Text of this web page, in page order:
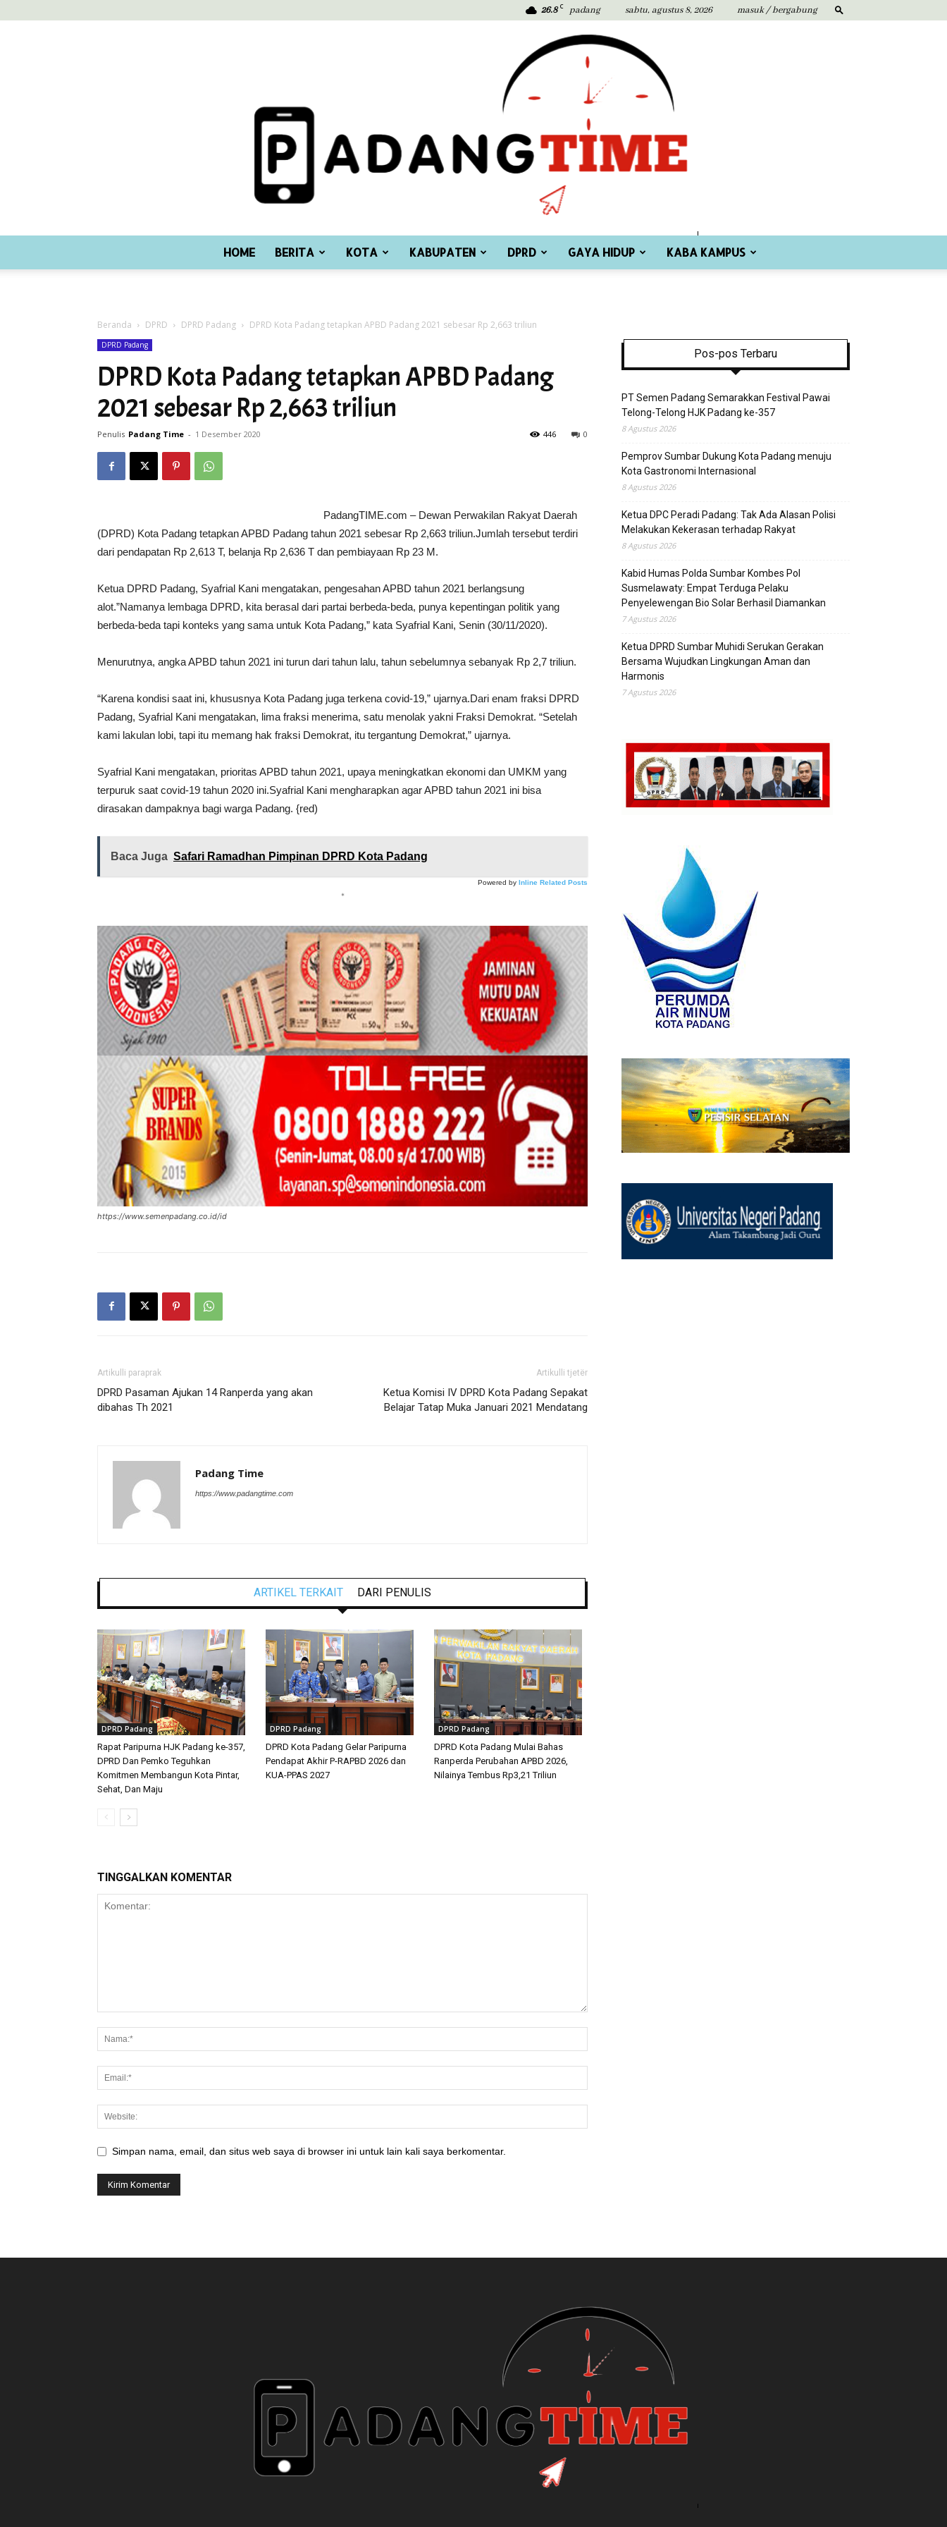
26.8 C padang sabtu, agustus 8, 2026 masuk / bergabung
Time
HOME BERITA KOTA KABUPATEN DPRD GAYA HIDUP KABA KAMPUS
Beranda DPRD DPRD Padang DPRD Kota Padang tetapkan APBD Padang 2021 sebesar Rp 2,663 triliun
DPRD Padang
DPRD Kota Padang tetapkan APBD Padang
2021 sebesar Rp 2,663 triliun
Penulis Padang Time - 1 Desember 2020 0
446
PadangTIME.com – Dewan Perwakilan Rakyat Daerah
(DPRD) Kota Padang tetapkan APBD Padang tahun 2021 sebesar Rp 2,663 triliun.Jumlah tersebut terdiri
dari pendapatan Rp 2,613 T, belanja Rp 2,636 T dan pembiayaan Rp 23 M.
Ketua DPRD Padang, Syafrial Kani mengatakan, pengesahan APBD tahun 2021 berlangsung
alot.”Namanya lembaga DPRD, kita berasal dari partai berbeda-beda, punya kepentingan politik yang
berbeda-beda tapi konteks yang sama untuk Kota Padang,” kata Syafrial Kani, Senin (30/11/2020).
Menurutnya, angka APBD tahun 2021 ini turun dari tahun lalu, tahun sebelumnya sebanyak Rp 2,7 triliun.
“Karena kondisi saat ini, khususnya Kota Padang juga terkena covid-19,” ujarnya.Dari enam fraksi DPRD
Padang, Syafrial Kani mengatakan, lima fraksi menerima, satu menolak yakni Fraksi Demokrat. “Setelah
kami lakulan lobi, tapi itu memang hak fraksi Demokrat, itu tergantung Demokrat,” ujarnya.
Syafrial Kani mengatakan, prioritas APBD tahun 2021, upaya meningkatkan ekonomi dan UMKM yang
terpuruk saat covid-19 tahun 2020 ini.Syafrial Kani mengharapkan agar APBD tahun 2021 ini bisa
dirasakan dampaknya bagi warga Padang. {red)
Baca Juga Safari Ramadhan Pimpinan DPRD Kota Padang
Powered by Inline Related Posts
*
https://www.semenpadang.co.id/id
Artikulli paraprak
DPRD Pasaman Ajukan 14 Ranperda yang akan
dibahas Th 2021
Artikulli tjetër
Ketua Komisi IV DPRD Kota Padang Sepakat
Belajar Tatap Muka Januari 2021 Mendatang
Padang Time
https://www.padangtime.com
ARTIKEL TERKAIT DARI PENULIS
DPRD Padang
Rapat Paripurna HJK Padang ke-357,
DPRD Dan Pemko Teguhkan
Komitmen Membangun Kota Pintar,
Sehat, Dan Maju
DPRD Padang
DPRD Kota Padang Gelar Paripurna
Pendapat Akhir P-RAPBD 2026 dan
KUA-PPAS 2027
DPRD Padang
DPRD Kota Padang Mulai Bahas
Ranperda Perubahan APBD 2026,
Nilainya Tembus Rp3,21 Triliun
TINGGALKAN KOMENTAR
Simpan nama, email, dan situs web saya di browser ini untuk lain kali saya berkomentar.
Pos-pos Terbaru
PT Semen Padang Semarakkan Festival Pawai
Telong-Telong HJK Padang ke-357
8 Agustus 2026
Pemprov Sumbar Dukung Kota Padang menuju
Kota Gastronomi Internasional
8 Agustus 2026
Ketua DPC Peradi Padang: Tak Ada Alasan Polisi
Melakukan Kekerasan terhadap Rakyat
8 Agustus 2026
Kabid Humas Polda Sumbar Kombes Pol
Susmelawaty: Empat Terduga Pelaku
Penyelewengan Bio Solar Berhasil Diamankan
7 Agustus 2026
Ketua DPRD Sumbar Muhidi Serukan Gerakan
Bersama Wujudkan Lingkungan Aman dan
Harmonis
7 Agustus 2026